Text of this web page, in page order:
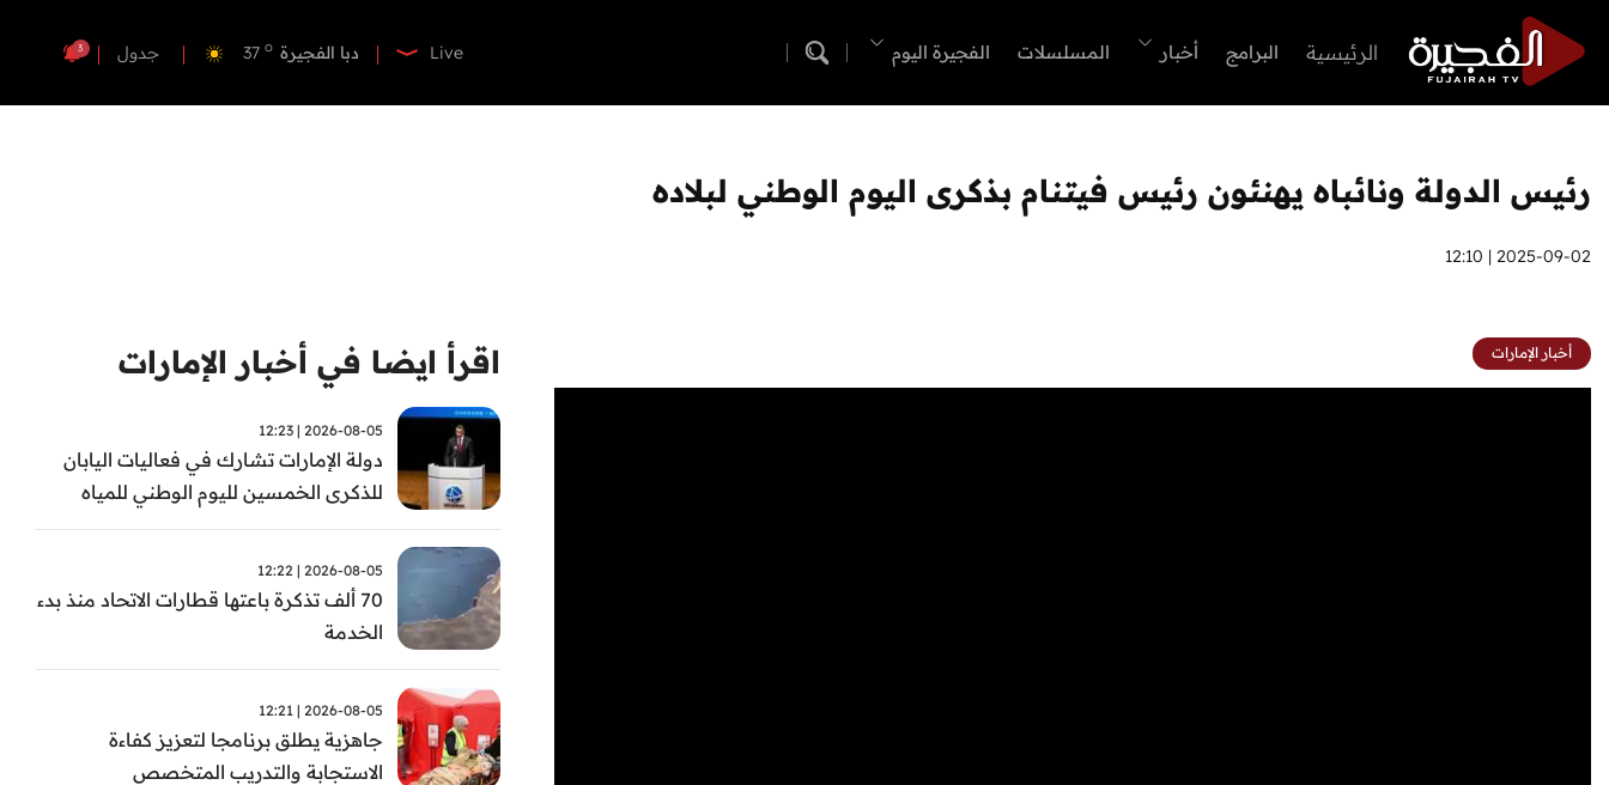
الرئيسية البرامج أخبار المسلسلات الفجيرة اليوم Live دبا الفجيرة 37 o جدول 3
رئيس الدولة ونائباه يهنئون رئيس فيتنام بذكرى اليوم الوطني لبلاده
2025-09-02 | 12:10
أخبار الإمارات اقرأ ايضا في أخبار الإمارات
2026-08-05 | 12:23
دولة الإمارات تشارك في فعاليات اليابان
للذكرى الخمسين لليوم الوطني للمياه
وأسبوع المياه
2026-08-05 | 12:22
70 ألف تذكرة باعتها قطارات الاتحاد منذ بدء
الخدمة
2026-08-05 | 12:21
جاهزية يطلق برنامجا لتعزيز كفاءة
الاستجابة والتدريب المتخصص